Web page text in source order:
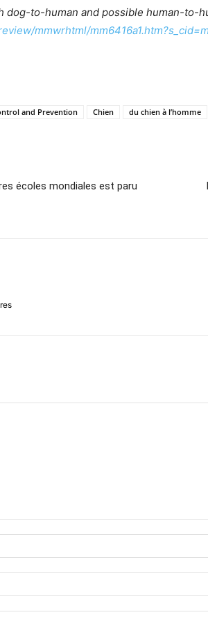
to-human and possible human-to-
mmwrhtml/
and Prevention Chien du chien à l’homme
écoles mondiales est paru